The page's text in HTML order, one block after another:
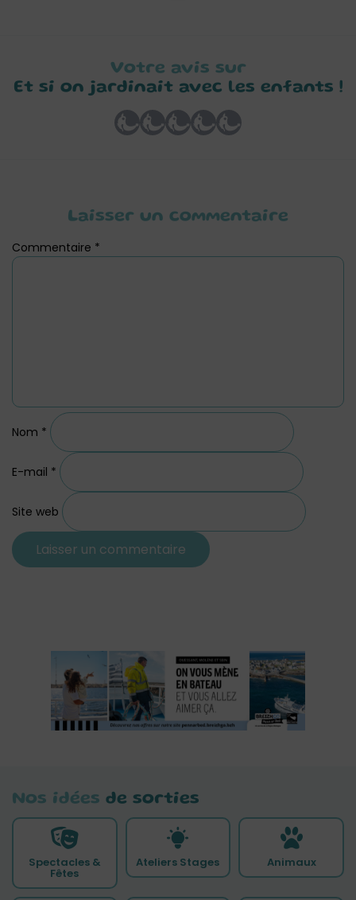
Votre avis sur
Et si on jardinait avec les enfants !
Laisser un commentaire
Commentaire *
Nom *
E-mail *
Site web
Nos idées de sorties
Spectacles &
Fêtes
Ateliers Stages Animaux